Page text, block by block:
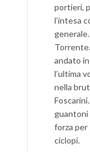
portieri,
l’intesa
andato
l’ultima
nella
forza per
ciclopi.